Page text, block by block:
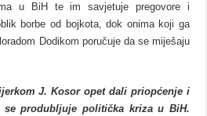
u BiH te im savjetuje pregovore i
borbe od bojkota, dok onima koji ga
Dodikom poručuje da se miješaju
J. Kosor opet dali priopćenje i
se produbljuje politička kriza u BiH.